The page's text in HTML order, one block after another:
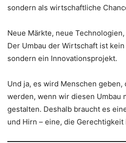
sondern als wirtschaftliche
Neue Märkte, neue
Der Umbau der Wirtschaft ist
sondern ein Innovationsprojekt.
Und ja, es wird Menschen geben,
werden, wenn wir diesen Umbau
gestalten. Deshalb braucht es
und Hirn – eine, die